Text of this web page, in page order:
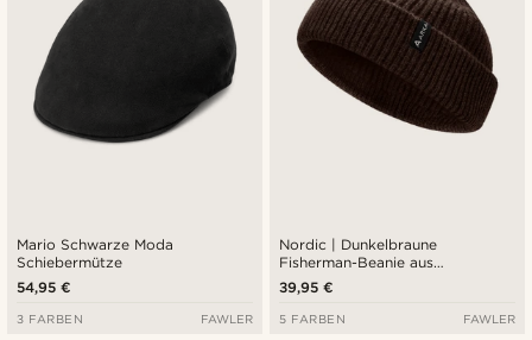
Mario Schwarze Moda
Schiebermütze
54,95 €
3 FARBEN FAWLER
Nordic | Dunkelbraune
Fisherman-Beanie aus
Wollmischung
39,95 €
5 FARBEN FAWLER